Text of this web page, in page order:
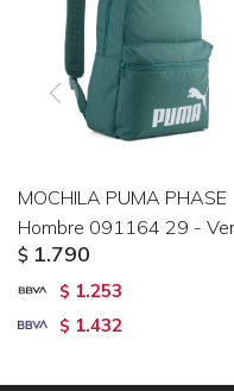
MOCHILA PUMA PHASE
Hombre 091164 29 -
$ 1.790
$ 1.253
$ 1.432